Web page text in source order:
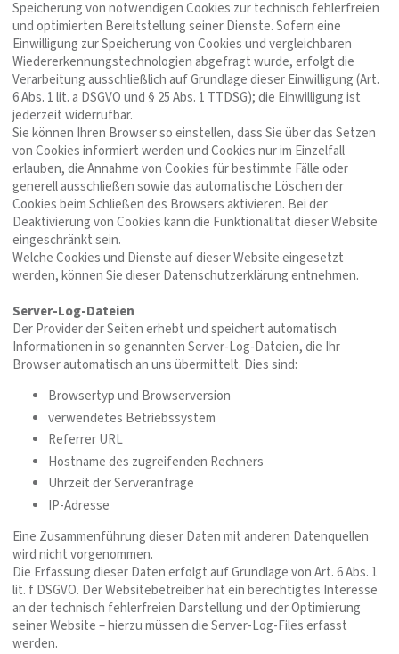
Speicherung von notwendigen Cookies zur technisch fehlerfreien
und optimierten Bereitstellung seiner Dienste. Sofern eine
Einwilligung zur Speicherung von Cookies und vergleichbaren
Wiedererkennungstechnologien abgefragt wurde, erfolgt die
Verarbeitung ausschließlich auf Grundlage dieser Einwilligung (Art.
6 Abs. 1 lit. a DSGVO und § 25 Abs. 1 TTDSG); die Einwilligung ist
jederzeit widerrufbar.
Sie können Ihren Browser so einstellen, dass Sie über das Setzen
von Cookies informiert werden und Cookies nur im Einzelfall
erlauben, die Annahme von Cookies für bestimmte Fälle oder
generell ausschließen sowie das automatische Löschen der
Cookies beim Schließen des Browsers aktivieren. Bei der
Deaktivierung von Cookies kann die Funktionalität dieser Website
eingeschränkt sein.
Welche Cookies und Dienste auf dieser Website eingesetzt
werden, können Sie dieser Datenschutzerklärung entnehmen.
Server-Log-Dateien
Der Provider der Seiten erhebt und speichert automatisch
Informationen in so genannten Server-Log-Dateien, die Ihr
Browser automatisch an uns übermittelt. Dies sind:
Browsertyp und Browserversion
verwendetes Betriebssystem
Referrer URL
Hostname des zugreifenden Rechners
Uhrzeit der Serveranfrage
IP-Adresse
Eine Zusammenführung dieser Daten mit anderen Datenquellen
wird nicht vorgenommen.
Die Erfassung dieser Daten erfolgt auf Grundlage von Art. 6 Abs. 1
lit. f DSGVO. Der Websitebetreiber hat ein berechtigtes Interesse
an der technisch fehlerfreien Darstellung und der Optimierung
seiner Website – hierzu müssen die Server-Log-Files erfasst
werden.